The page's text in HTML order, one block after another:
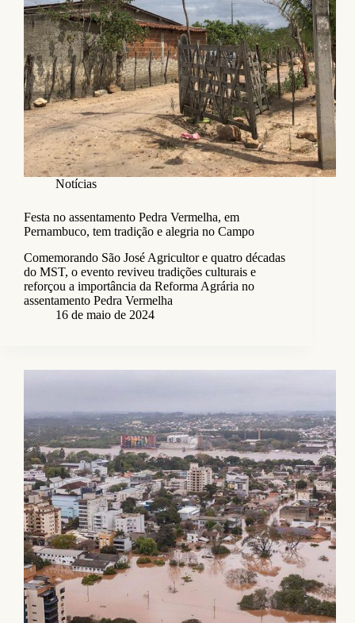
Notícias
Festa no assentamento Pedra Vermelha, em
Pernambuco, tem tradição e alegria no Campo
Comemorando São José Agricultor e quatro décadas
do MST, o evento reviveu tradições culturais e
reforçou a importância da Reforma Agrária no
assentamento Pedra Vermelha
16 de maio de 2024